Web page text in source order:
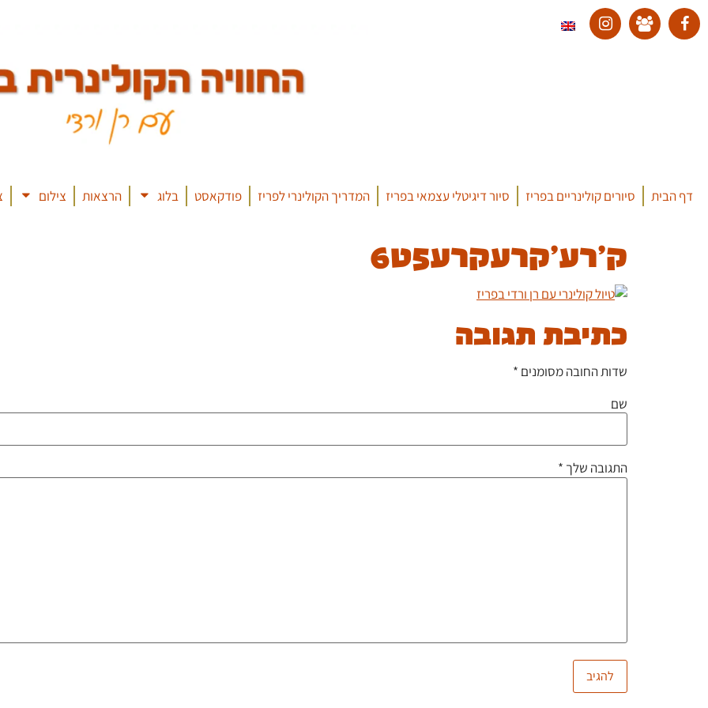
דף הבית סיורים קולינריים בפריז סיור דיגיטלי עצמאי בפריז המדריך הקולינרי לפריז פודקאסט בלוג הרצאות צילום
ק'רע'קרעקרע5ט6
כתיבת תגובה
שדות החובה מסומנים *
שם
התגובה שלך *